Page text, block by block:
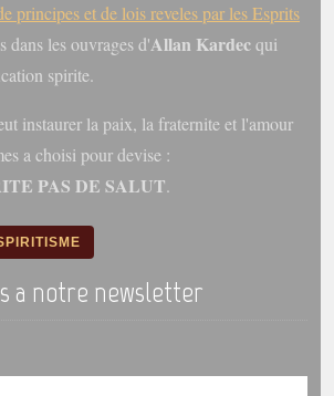
principes et de lois reveles par les Esprits
dans les ouvrages d'Allan Kardecqui
spirite.
instaurer la paix, la fraternite et l'amour
a choisi pour devise :
PAS DE SALUT.
a notre newsletter